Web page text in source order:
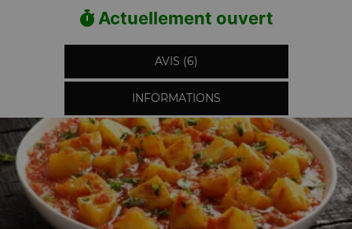
Actuellement ouvert
AVIS (6)
INFORMATIONS